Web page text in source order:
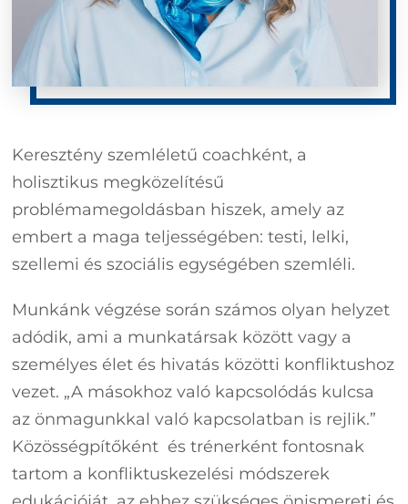
Keresztény szemléletű coachként, a
holisztikus megközelítésű
problémamegoldásban hiszek, amely az
embert a maga teljességében: testi, lelki,
szellemi és szociális egységében szemléli.
Munkánk végzése során számos olyan helyzet
adódik, ami a munkatársak között vagy a
személyes élet és hivatás közötti konfliktushoz
vezet. „A másokhoz való kapcsolódás kulcsa
az önmagunkkal való kapcsolatban is rejlik.”
Közösségpítőként és trénerként fontosnak
tartom a konfliktuskezelési módszerek